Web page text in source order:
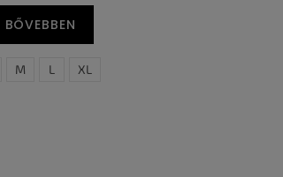
BŐVEBBEN
M L XL